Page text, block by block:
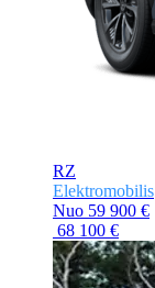
RZ
Elektromobilis
Nuo 59 900 €
68 100 €